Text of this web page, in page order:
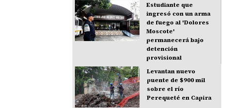
Estudiante que
ingresó con un arma
de fuego al 'Dolores
Moscote'
permanecerá bajo
detención
provisional
Levantan nuevo
puente de $900 mil
sobre el río
Perequeté en Capira